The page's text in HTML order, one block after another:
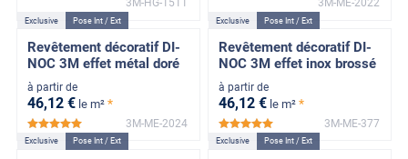
3M-HG-1511 3M-ME-2022
Exclusive Pose Int / Ext
Revêtement décoratif DI-
NOC 3M effet métal doré
à partir de
46,12 € le m² *
*****
3M-ME-2024
Exclusive Pose Int / Ext
Revêtement décoratif DI-
NOC 3M effet inox brossé
à partir de
46,12 € le m² *
3M-ME-377
Exclusive Pose Int / Ext Exclusive Pose Int / Ext